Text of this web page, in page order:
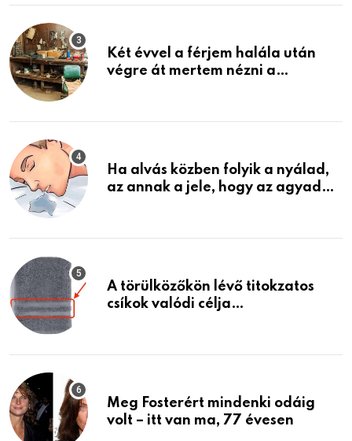
Két évvel a férjem halála után
végre át mertem nézni a
életemet
Ha alvás közben folyik a nyálad,
az annak a jele, hogy az agyad…
A törülközőkön lévő titokzatos
csíkok valódi célja…
Meg Fosterért mindenki odáig
volt – itt van ma, 77 évesen